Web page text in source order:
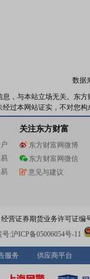
数据
，与本站立场无关。东
过本网站证实，不对您
关注东方财富
东方财富网微博
东方财富网微信
意见与建议
营证券期货业务许可证编
号:沪ICP备05006054号-11
服务 供应商平台